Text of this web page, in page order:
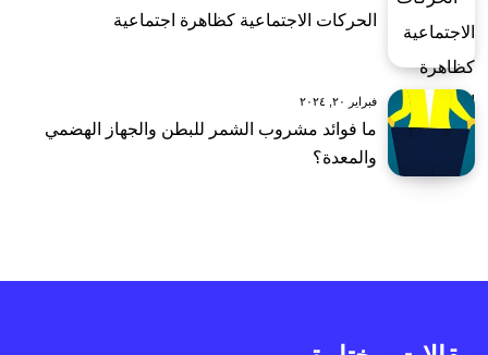
الحركات الاجتماعية كظاهرة اجتماعية
فبراير ٢٠, ٢٠٢٤
ما فوائد مشروب الشمر للبطن والجهاز الهضمي
والمعدة؟